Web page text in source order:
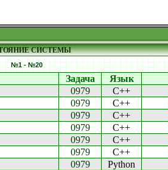
СИСТЕМЫ
№1 - №20
Задача Язык
0979 C++
0979 C++
0979 C++
0979 C++
0979 C++
0979 C++
0979 Python